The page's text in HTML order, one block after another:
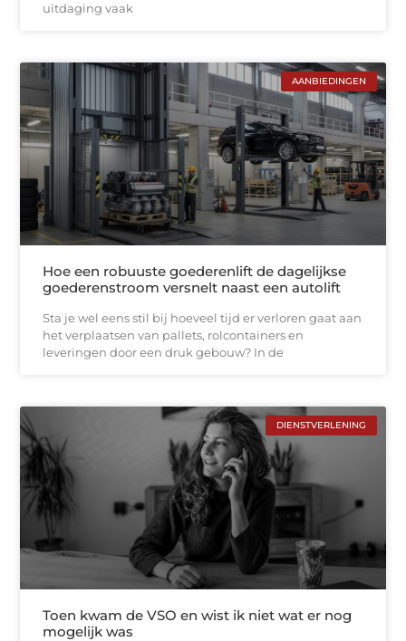
uitdaging vaak
AANBIEDINGEN
Hoe een robuuste goederenlift de dagelijkse
goederenstroom versnelt naast een autolift
Sta je wel eens stil bij hoeveel tijd er verloren gaat aan
het verplaatsen van pallets, rolcontainers en
leveringen door een druk gebouw? In de
DIENSTVERLENING
Toen kwam de VSO en wist ik niet wat er nog
mogelijk was